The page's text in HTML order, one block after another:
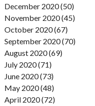
December 2020 (50)
November 2020 (45)
October 2020 (67)
September 2020 (70)
August 2020 (69)
July 2020 (71)
June 2020 (73)
May 2020 (48)
April 2020 (72)